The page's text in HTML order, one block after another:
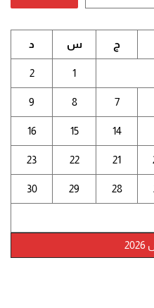
ج س د
1
2
7
8
9
14
15
16
21
22
23
28
29
30